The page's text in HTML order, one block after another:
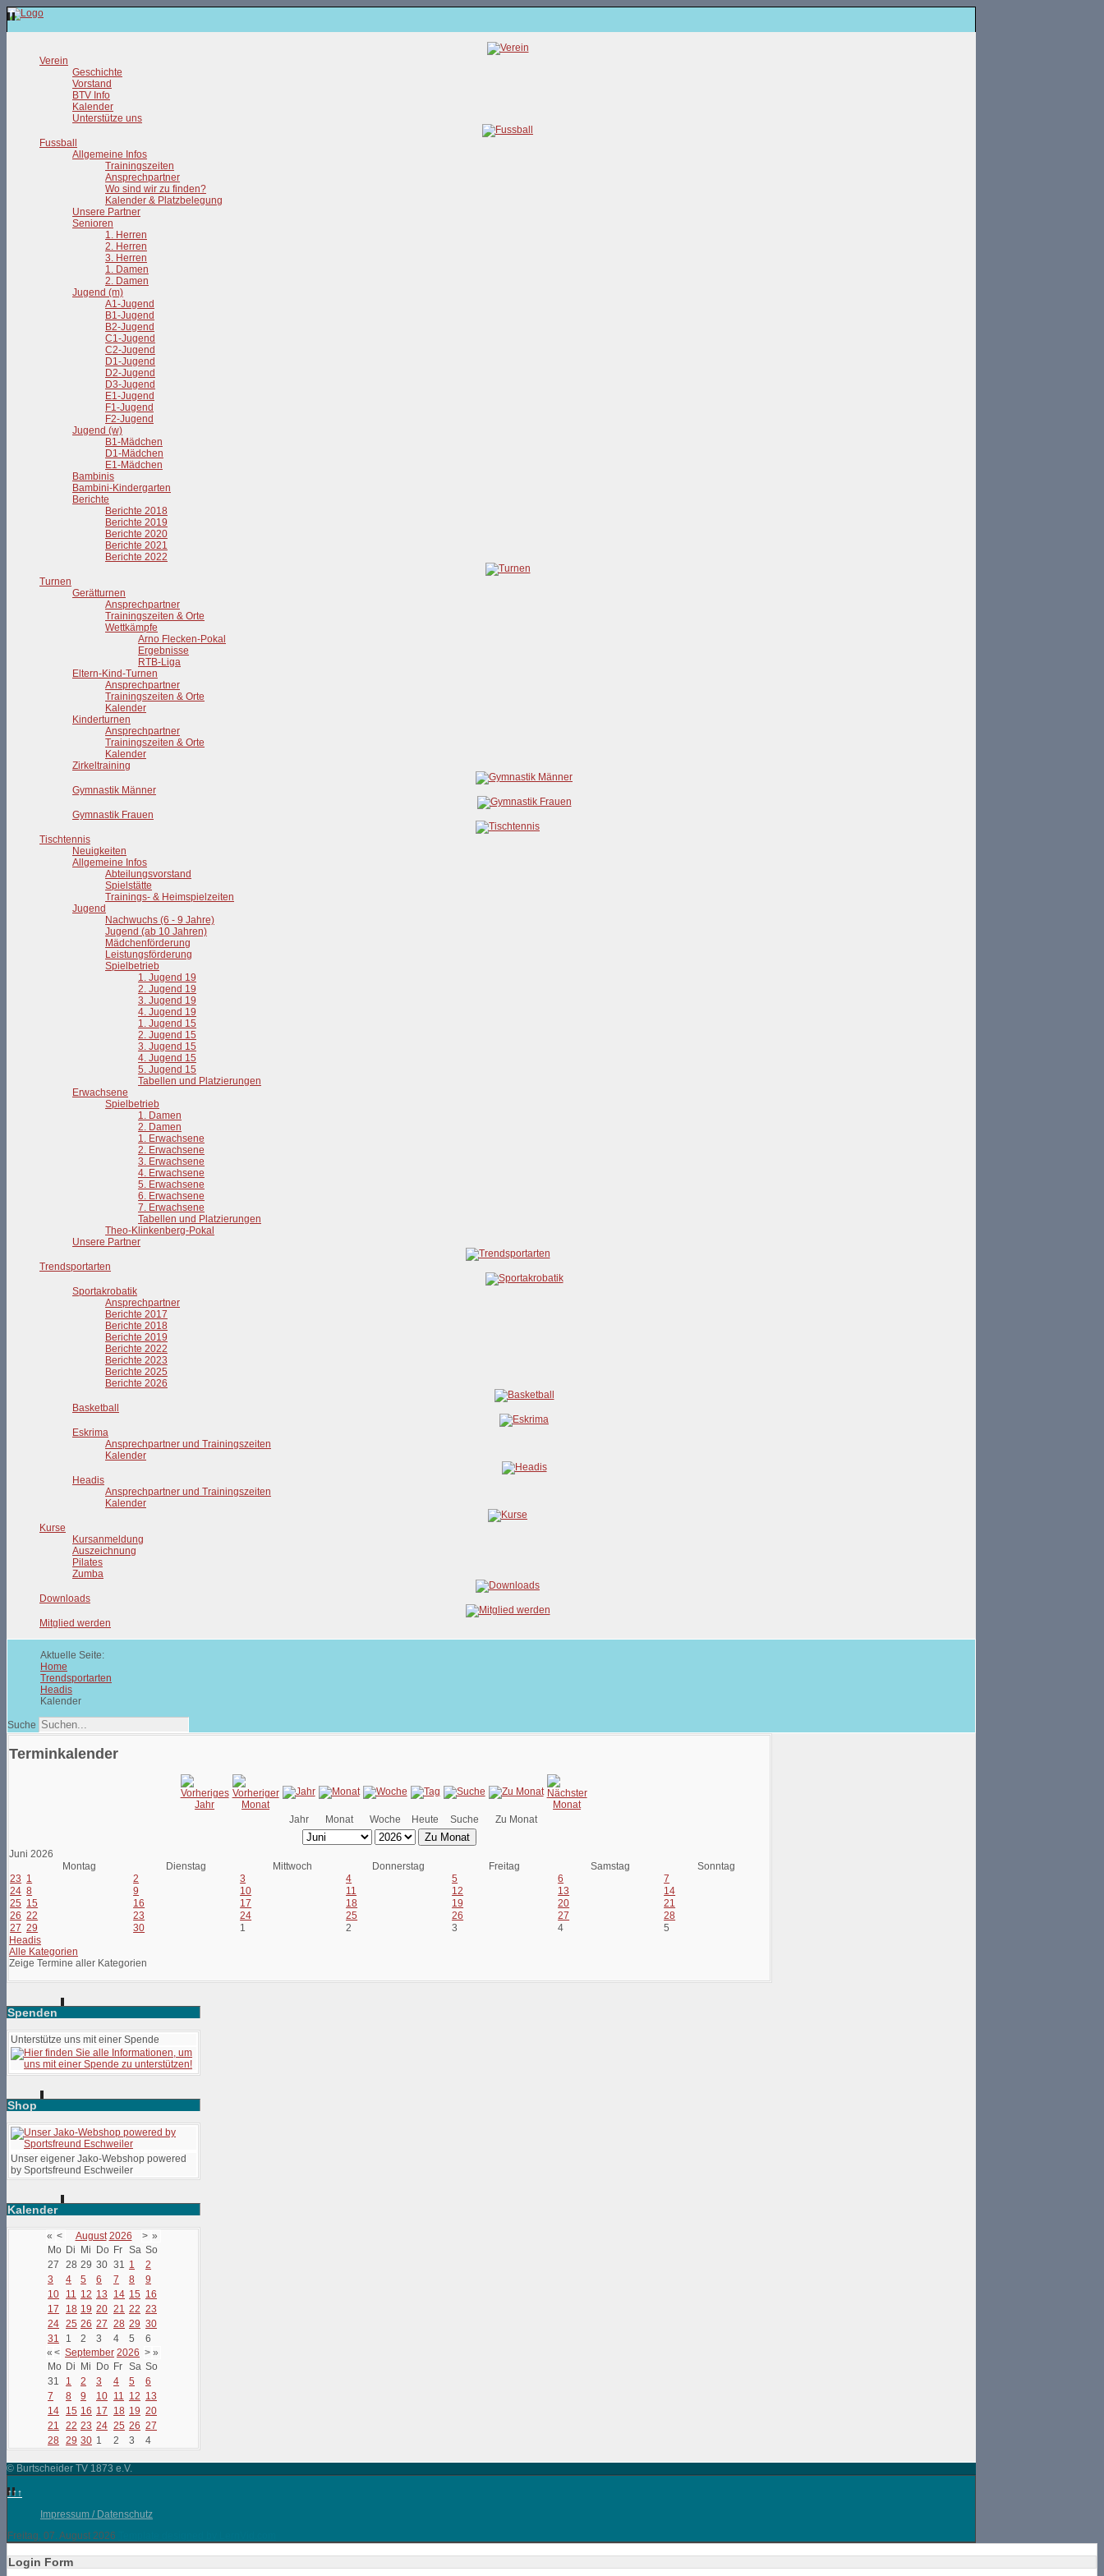
Verein
Geschichte
Vorstand
BTV Info
Kalender
Unterstütze uns
Fussball
Allgemeine Infos
Trainingszeiten
Ansprechpartner
Wo sind wir zu finden?
Kalender & Platzbelegung
Unsere Partner
Senioren
1. Herren
2. Herren
3. Herren
1. Damen
2. Damen
Jugend (m)
A1-Jugend
B1-Jugend
B2-Jugend
C1-Jugend
C2-Jugend
D1-Jugend
D2-Jugend
D3-Jugend
E1-Jugend
F1-Jugend
F2-Jugend
Jugend (w)
B1-Mädchen
D1-Mädchen
E1-Mädchen
Bambinis
Bambini-Kindergarten
Berichte
Berichte 2018
Berichte 2019
Berichte 2020
Berichte 2021
Berichte 2022
Turnen
Gerätturnen
Ansprechpartner
Trainingszeiten & Orte
Wettkämpfe
Arno Flecken-Pokal
Ergebnisse
RTB-Liga
Eltern-Kind-Turnen
Ansprechpartner
Trainingszeiten & Orte
Kalender
Kinderturnen
Ansprechpartner
Trainingszeiten & Orte
Kalender
Zirkeltraining
Gymnastik Männer
Gymnastik Frauen
Tischtennis
Neuigkeiten
Allgemeine Infos
Abteilungsvorstand
Spielstätte
Trainings- & Heimspielzeiten
Jugend
Nachwuchs (6 - 9 Jahre)
Jugend (ab 10 Jahren)
Mädchenförderung
Leistungsförderung
Spielbetrieb
1. Jugend 19
2. Jugend 19
3. Jugend 19
4. Jugend 19
1. Jugend 15
2. Jugend 15
3. Jugend 15
4. Jugend 15
5. Jugend 15
Tabellen und Platzierungen
Erwachsene
Spielbetrieb
1. Damen
2. Damen
1. Erwachsene
2. Erwachsene
3. Erwachsene
4. Erwachsene
5. Erwachsene
6. Erwachsene
7. Erwachsene
Tabellen und Platzierungen
Theo-Klinkenberg-Pokal
Unsere Partner
Trendsportarten
Sportakrobatik
Ansprechpartner
Berichte 2017
Berichte 2018
Berichte 2019
Berichte 2022
Berichte 2023
Berichte 2025
Berichte 2026
Basketball
Eskrima
Ansprechpartner und Trainingszeiten
Kalender
Headis
Ansprechpartner und Trainingszeiten
Kalender
Kurse
Kursanmeldung
Auszeichnung
Pilates
Zumba
Downloads
Mitglied werden
Aktuelle Seite:
Home
Trendsportarten
Headis
Kalender
Suche
Terminkalender
Jahr Monat Woche Heute Suche Zu Monat
Zu Monat
Juni 2026
Montag
Dienstag Mittwoch Donnerstag Freitag Samstag
Sonntag
23 1 2 3 4 5 6
7
24 8 9 10 11 12 13
14
25 15 16 17 18 19 20
21
26 22 23 24 25 26 27
28
27 29 30 1 2 3 4
5
Headis
Alle Kategorien
Zeige Termine aller Kategorien
Spenden
Unterstütze uns mit einer Spende
Shop
Unser eigener Jako-Webshop powered
by Sportsfreund Eschweiler
Kalender
« < August 2026 > »
Mo Di Mi Do Fr Sa So
27
28 29 30 31 1
2
3
4 5 6 7 8
9
10
11 12 13 14 15 16
17
18 19 20 21 22 23
24 25 26 27 28 29 30
31
1 2 3 4 5
6
« < September 2026 > »
Mo Di Mi Do Fr Sa So
31
1 2 3 4 5
6
7
8 9 10 11 12 13
14
15 16 17 18 19 20
21
22 23 24 25 26 27
28 29 30 1 2 3 4
© Burtscheider TV 1873 e.V.
↑↑↑
Impressum / Datenschutz
Freitag, 07. August 2026
Login Form